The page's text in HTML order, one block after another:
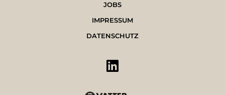
JOBS
IMPRESSUM
DATENSCHUTZ